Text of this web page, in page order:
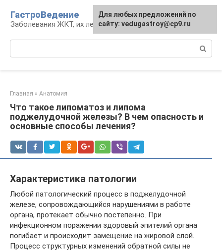
контенту
ГастроВедение
Заболевания ЖКТ, их лечение и профилактика
Главная » Анатомия
Что такое липоматоз и липома
поджелудочной железы? В чем опасность и
основные способы лечения?
Характеристика патологии
Любой патологический процесс в поджелудочной
железе, сопровождающийся нарушениями в работе
органа, протекает обычно постепенно. При
инфекционном поражении здоровый эпителий органа
погибает и происходит замещение на жировой слой.
Процесс структурных изменений обратной силы не
Для любых предложений по
сайту: vedugastroy@cp9.ru